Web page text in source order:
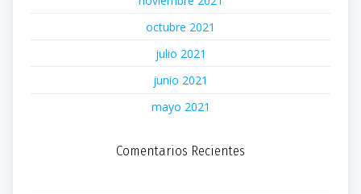
octubre 2021
julio 2021
junio 2021
mayo 2021
Comentarios Recientes